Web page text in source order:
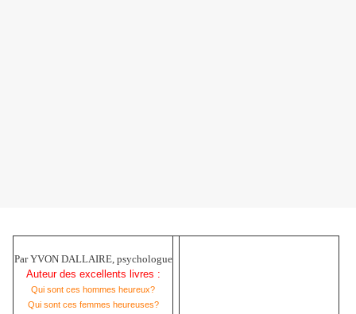
Par YVON DALLAIRE, psychologue
Auteur des excellents livres :
Qui sont ces hommes heureux?
Qui sont ces femmes heureuses?